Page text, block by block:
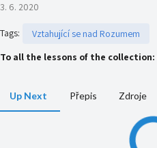
3. 6. 2020
Tags:
Vztahující se nad Rozumem
To all the lessons of the collection:
Up Next Přepis Zdroje